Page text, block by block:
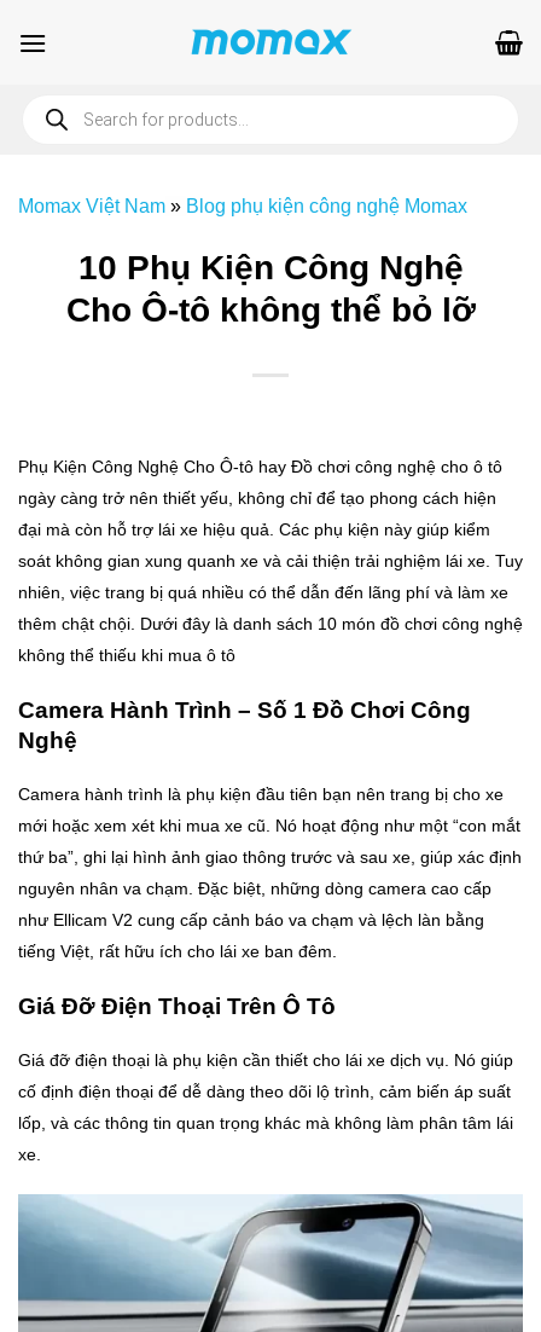
qua
search
Momax Việt Nam » Blog phụ kiện công nghệ Momax
10 Phụ Kiện Công Nghệ
Cho Ô-tô không thể bỏ lỡ
Phụ Kiện Công Nghệ Cho Ô-tô hay Đồ chơi công nghệ cho ô tô
ngày càng trở nên thiết yếu, không chỉ để tạo phong cách hiện
đại mà còn hỗ trợ lái xe hiệu quả. Các phụ kiện này giúp kiểm
soát không gian xung quanh xe và cải thiện trải nghiệm lái xe. Tuy
nhiên, việc trang bị quá nhiều có thể dẫn đến lãng phí và làm xe
thêm chật chội. Dưới đây là danh sách 10 món đồ chơi công nghệ
không thể thiếu khi mua ô tô
Camera Hành Trình – Số 1 Đồ Chơi Công
Nghệ
Camera hành trình là phụ kiện đầu tiên bạn nên trang bị cho xe
mới hoặc xem xét khi mua xe cũ. Nó hoạt động như một “con mắt
thứ ba”, ghi lại hình ảnh giao thông trước và sau xe, giúp xác định
nguyên nhân va chạm. Đặc biệt, những dòng camera cao cấp
như Ellicam V2 cung cấp cảnh báo va chạm và lệch làn bằng
tiếng Việt, rất hữu ích cho lái xe ban đêm.
Giá Đỡ Điện Thoại Trên Ô Tô
Giá đỡ điện thoại là phụ kiện cần thiết cho lái xe dịch vụ. Nó giúp
cố định điện thoại để dễ dàng theo dõi lộ trình, cảm biến áp suất
lốp, và các thông tin quan trọng khác mà không làm phân tâm lái
xe.